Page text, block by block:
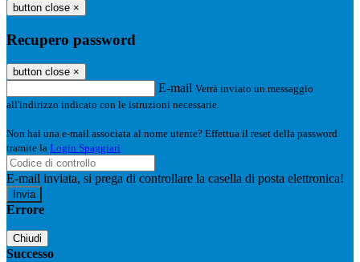
button close ×
Recupero password
button close ×
E-mail Verrà inviato un messaggio
all'indirizzo indicato con le istruzioni necessarie.
Non hai una e-mail associata al nome utente? Effettua il reset della password
tramite la Login Spaggiari
E-mail inviata, si prega di controllare la casella di posta elettronica!
Errore
Chiudi
Successo